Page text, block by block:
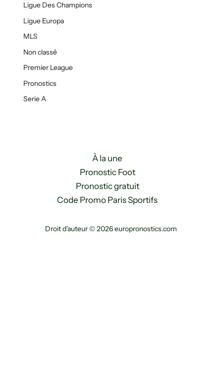
Ligue Des Champions
Ligue Europa
MLS
Non classé
Premier League
Pronostics
Serie A
À la une
Pronostic Foot
Pronostic gratuit
Code Promo Paris Sportifs
Droit d'auteur © 2026 europronostics.com